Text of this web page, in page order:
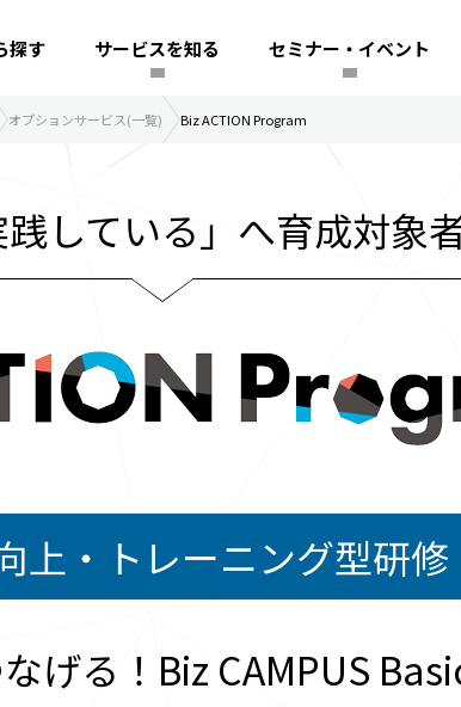
探す サービスを知る セミナー・イベント
オプションサービス(一覧) Biz ACTION Program
践している」へ育成対象
上・トレーニング型研修
げる！ Biz CAMPUS